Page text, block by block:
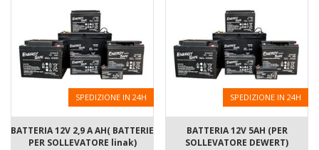
SPEDIZIONE IN 24H
BATTERIA 12V 2,9 A AH( BATTERIE
PER SOLLEVATORE linak)
SPEDIZIONE IN 24H
BATTERIA 12V 5AH (PER
SOLLEVATORE DEWERT)